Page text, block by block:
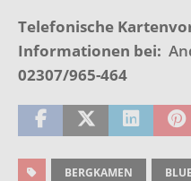
Telefonische
Informationen bei:
02307/965-464
BERGKAMEN